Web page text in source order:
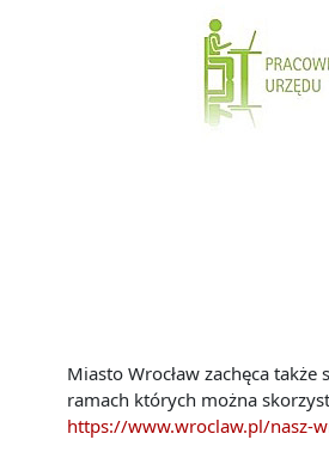
Miasto Wrocław zachęca
ramach których można
https://www.wroclaw.pl/nasz-